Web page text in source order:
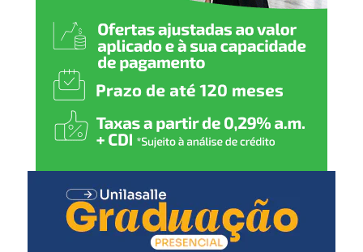
contribuir para um
atendimento cada vez mais
humanizado, fortalecendo a
rede de proteção de Nova
Santa Rita”, declarou.
Solange Lewandoski Laubine, destacou que a nova sede
oferece melhores condições para o atendimento e para o
trabalho das equipes responsáveis pelo acolhimento.